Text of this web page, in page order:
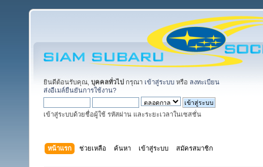
ยินดีต้อนรับคุณ, บุคคลทั่วไป กรุณา เข้าสู่ระบบ หรือ ลงทะเบียน
ส่งอีเมล์ยืนยันการใช้งาน?
เข้าสู่ระบบด้วยชื่อผู้ใช้ รหัสผ่าน และระยะเวลาในเซสชั่น
หน้าแรก ช่วยเหลือ ค้นหา เข้าสู่ระบบ สมัครสมาชิก